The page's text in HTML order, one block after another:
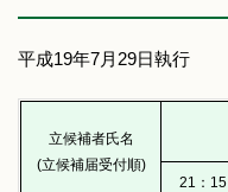
平成19年7月29日執行
立候補者氏名
(立候補届受付順)
21：15